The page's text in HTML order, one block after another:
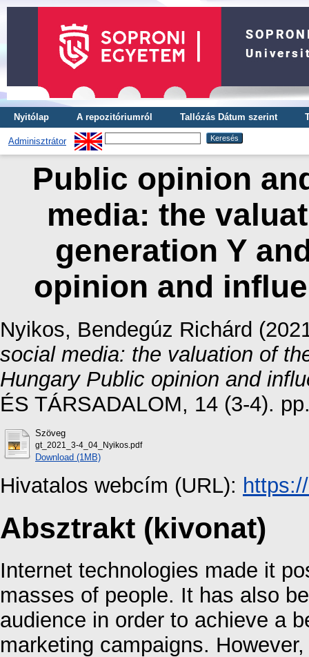
Nyitólap A repozitóriumról Tallózás Dátum szerint
Adminisztrátor
Public opinion
media: the
generation Y
opinion and
Nyikos, Bendegúz Richárd
social media: the valuation of
Hungary Public opinion and
ÉS TÁRSADALOM, 14 (3-4).
Szöveg
gt_2021_3-4_04_Nyikos.pdf
Download (1MB)
Hivatalos webcím (URL):
Absztrakt (kivonat)
Internet technologies made it
masses of people. It has also
audience in order to achieve a
marketing campaigns.